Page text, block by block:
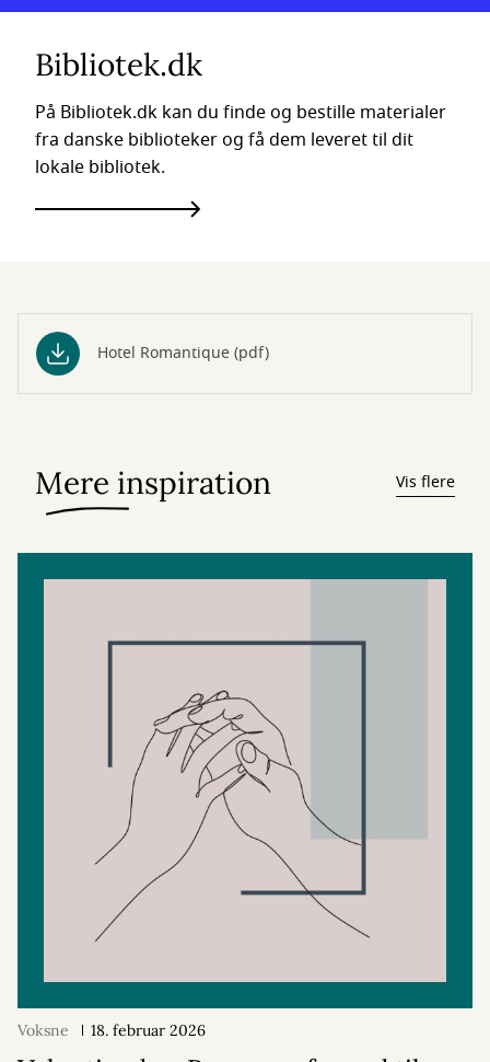
Bibliotek.dk
På Bibliotek.dk kan du finde og bestille materialer
fra danske biblioteker og få dem leveret til dit
lokale bibliotek.
Hotel Romantique (pdf)
Mere inspiration Vis flere
Voksne 18. februar 2026